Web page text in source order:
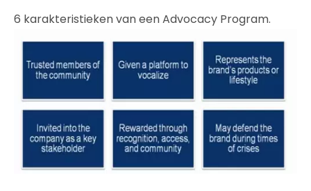
6 karakteristieken van een Advocacy Program.